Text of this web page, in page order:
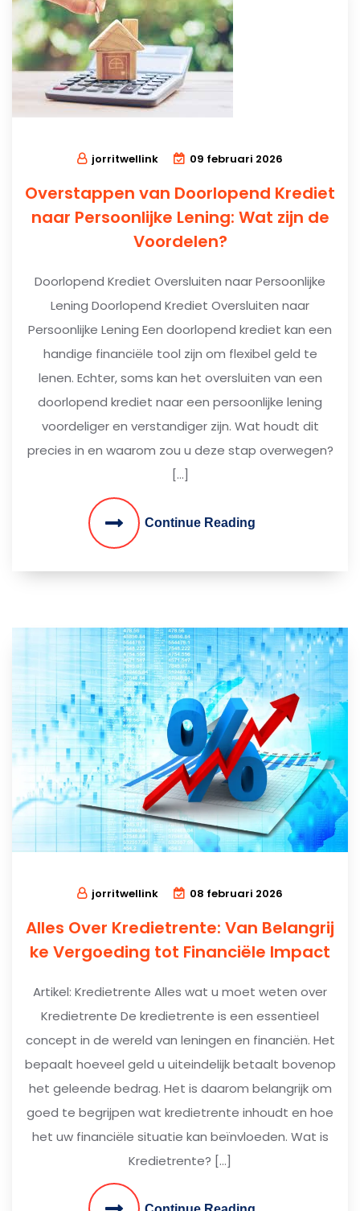
jorritwellink 09 februari 2026
Overstappen van Doorlopend Krediet
naar Persoonlijke Lening: Wat zijn de
Voordelen?
Doorlopend Krediet Oversluiten naar Persoonlijke
Lening Doorlopend Krediet Oversluiten naar
Persoonlijke Lening Een doorlopend krediet kan een
handige financiële tool zijn om flexibel geld te
lenen. Echter, soms kan het oversluiten van een
doorlopend krediet naar een persoonlijke lening
voordeliger en verstandiger zijn. Wat houdt dit
precies in en waarom zou u deze stap overwegen?
[…]
Continue Reading
jorritwellink 08 februari 2026
Alles Over Kredietrente: Van Belangrij
ke Vergoeding tot Financiële Impact
Artikel: Kredietrente Alles wat u moet weten over
Kredietrente De kredietrente is een essentieel
concept in de wereld van leningen en financiën. Het
bepaalt hoeveel geld u uiteindelijk betaalt bovenop
het geleende bedrag. Het is daarom belangrijk om
goed te begrijpen wat kredietrente inhoudt en hoe
het uw financiële situatie kan beïnvloeden. Wat is
Kredietrente? […]